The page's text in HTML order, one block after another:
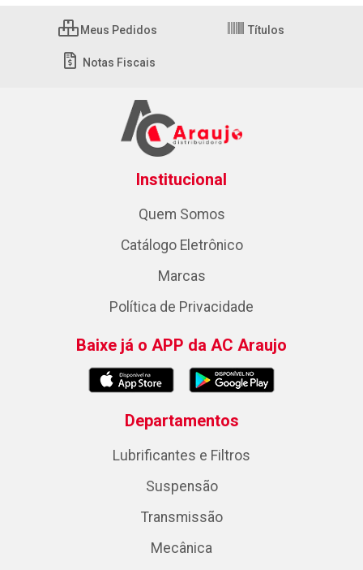
Meus Pedidos Títulos
Notas Fiscais
Institucional
Quem Somos
Catálogo Eletrônico
Marcas
Política de Privacidade
Baixe já o APP da AC Araujo
Departamentos
Lubrificantes e Filtros
Suspensão
Transmissão
Mecânica